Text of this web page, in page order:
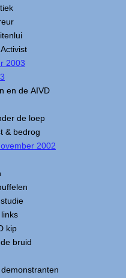
2003
en de AIVD
de loep
& bedrog
2002
kip
bruid